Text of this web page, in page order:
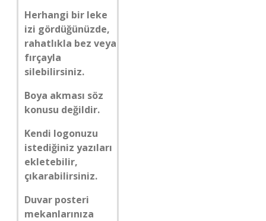
Herhangi bir leke
izi gördüğünüzde,
rahatlıkla bez veya
fırçayla
silebilirsiniz.
Boya akması söz
konusu değildir.
Kendi logonuzu
istediğiniz yazıları
ekletebilir,
çıkarabilirsiniz.
Duvar posteri
mekanlarınıza